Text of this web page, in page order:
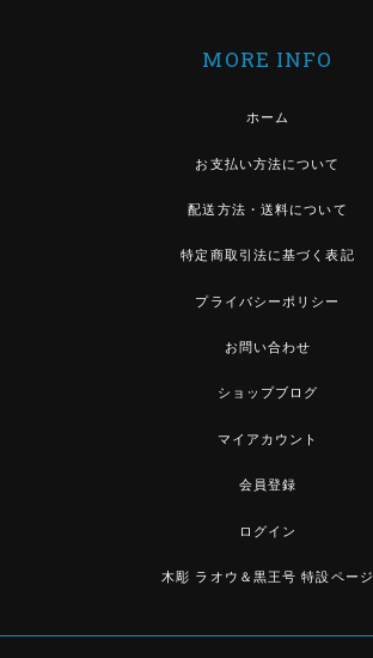
MORE INFO
ホーム
お支払い方法について
配送方法・送料について
特定商取引法に基づく表記
プライバシーポリシー
お問い合わせ
ショップブログ
マイアカウント
会員登録
ログイン
木彫 ラオウ＆黒王号 特設ページ